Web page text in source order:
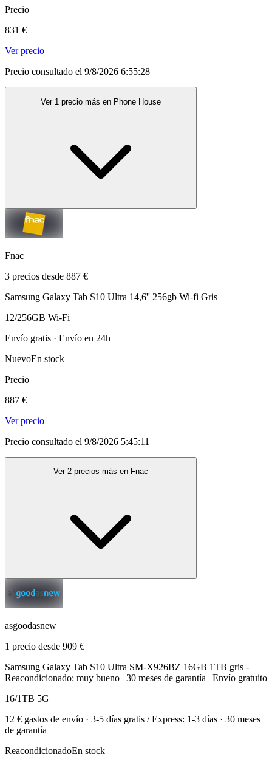
Precio
831 €
Ver precio
Precio consultado el 9/8/2026 6:55:28
Ver 1 precio más en Phone House
Fnac
3 precios desde 887 €
Samsung Galaxy Tab S10 Ultra 14,6'' 256gb Wi-fi Gris
12/256GB Wi-Fi
Envío gratis · Envío en 24h
NuevoEn stock
Precio
887 €
Ver precio
Precio consultado el 9/8/2026 5:45:11
Ver 2 precios más en Fnac
asgoodasnew
1 precio desde 909 €
Samsung Galaxy Tab S10 Ultra SM-X926BZ 16GB 1TB gris -
Reacondicionado: muy bueno | 30 meses de garantía | Envío gratuito
16/1TB 5G
12 € gastos de envío · 3-5 días gratis / Express: 1-3 días · 30 meses
de garantía
ReacondicionadoEn stock